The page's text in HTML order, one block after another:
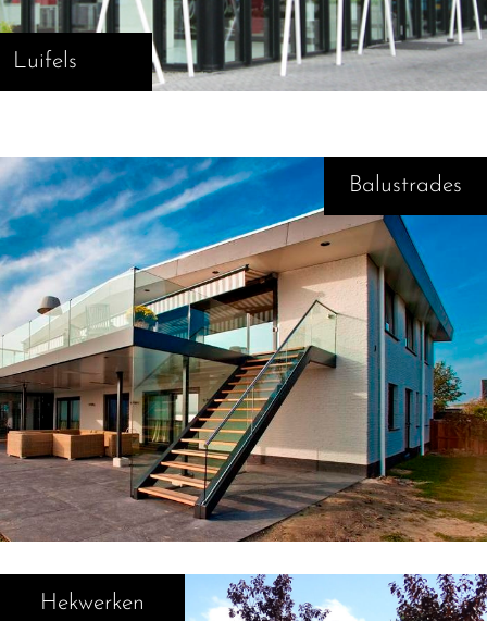
Luifels
Balustrades
Hekwerken